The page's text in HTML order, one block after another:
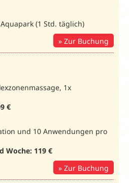
(1 Std. täglich)
Zur Buchung
1x
€
und 10 Anwendungen pro
Woche: 119 €
Zur Buchung